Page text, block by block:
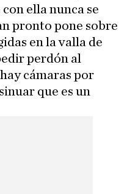
ella nunca se
pronto pone sobre
en la valla de
perdón al
cámaras por
que es un